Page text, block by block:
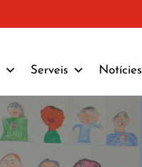
Serveis Notícies